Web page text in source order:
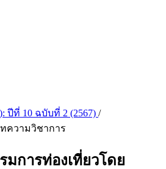
ปีที่ 10 ฉบับที่ 2 (2567) /
ทความวิชาการ
มการท่องเที่ยวโดย